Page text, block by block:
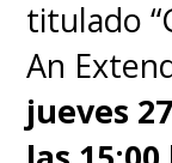
titulado
An
jueves